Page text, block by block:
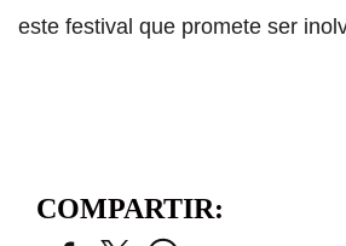
este festival que promete ser
COMPARTIR: